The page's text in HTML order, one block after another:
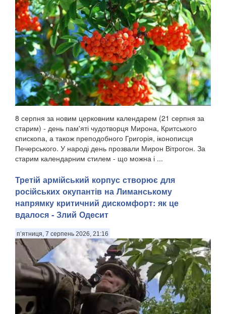
8 серпня за новим церковним календарем (21 серпня за
старим) - день пам'яті чудотворця Мирона, Критського
єпископа, а також преподобного Григорія, іконописця
Печерського. У народі день прозвали Мирон Вітрогон. За
старим календарним стилем - що можна і ...
Третій армійський корпус створює для
російських окупантів на Лиманському
напрямку критичний дискомфорт: як це
вдалося - Злий Одесит
п’ятниця, 7 серпень 2026, 21:16